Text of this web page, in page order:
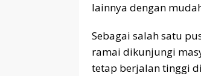
lainnya dengan
Sebagai salah satu
ramai dikunjungi
tetap berjalan tinggi